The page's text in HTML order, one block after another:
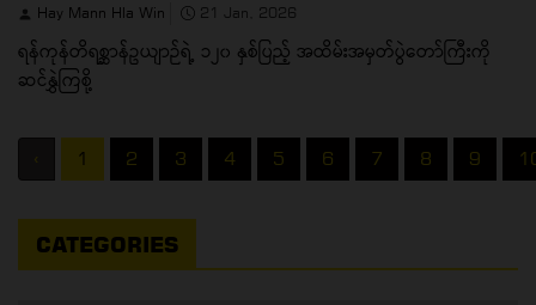
Hay Mann Hla Win 21 Jan, 2026
ရန်ကုန်တိရစ္ဆာန်ဥယျာဉ်ရဲ့ ၁၂၀ နှစ်ပြည့် အထိမ်းအမှတ်ပွဲတော်ကြီးကို
ဆင်နွှဲကြစို့
‹ 1 2 3 4 5 6 7 8 9
CATEGORIES